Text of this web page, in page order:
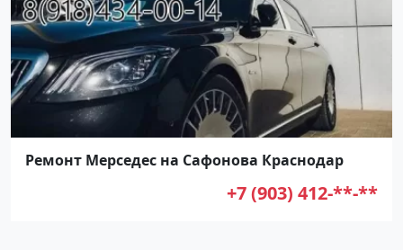
Ремонт Мерседес на Сафонова Краснодар
+7 (903) 412-**-**